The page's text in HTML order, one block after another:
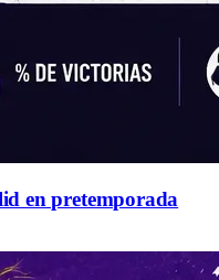
en pretemporada